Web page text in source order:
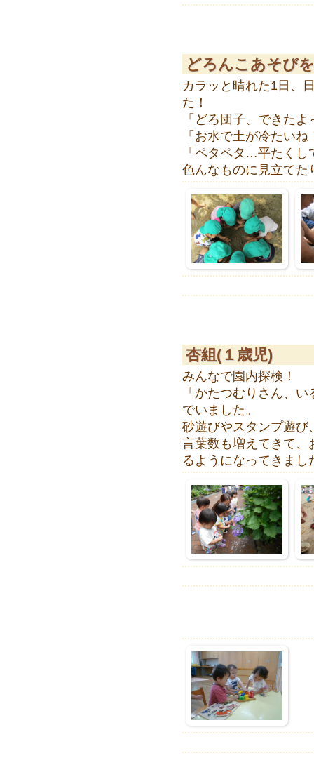
どろんこあそび
カラッと晴れた1日、
た！
「どろ団子、できたよ
「お水で土が冷たいね
「ペタペタ…平たくし
色んなものに見立てた
杏組(１歳児)
みんなで園内探検！
「かたつむりさん、
でいました。
砂遊びやスタンプ遊び
言葉数も増えてきて、
るようになってきまし